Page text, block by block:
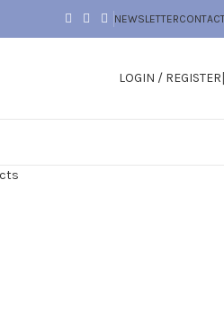
NEWSLETTER
LOGIN / REGISTER